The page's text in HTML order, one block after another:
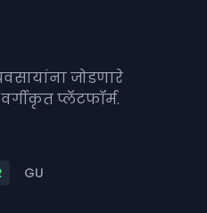
जोडणारे
प्लॅटफॉर्म.
GU